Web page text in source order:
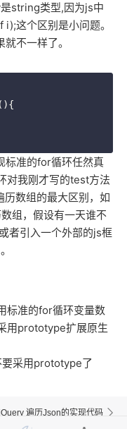
string类型,因为js中
这个区别是小问题。
不一样了。
( ){
标准的for循环任然真
对我刚才写的test方法
数组的最大区别，如
组，假设有一天谁不
者引入一个外部的js框
标准的for循环变量数
用prototype扩展原生
采用prototype了
遍历Json的实现代码